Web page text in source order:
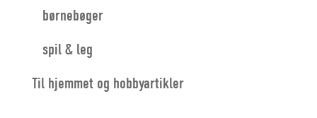
børnebøger
spil & leg
Til hjemmet og hobbyartikler